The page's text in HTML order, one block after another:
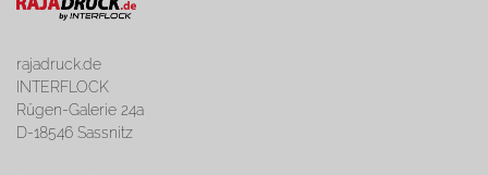
rajadruck.de
INTERFLOCK
Rügen-Galerie 24a
D-18546 Sassnitz